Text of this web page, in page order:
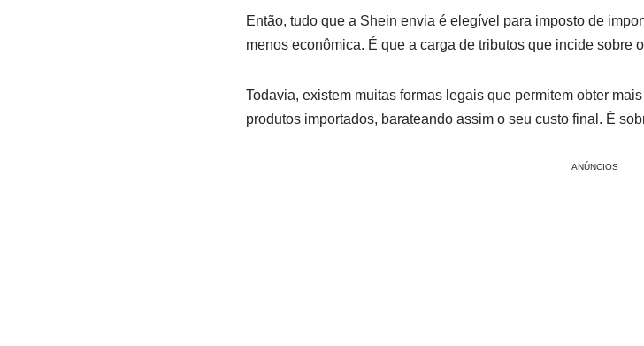
Então, tudo que a Shein envia é elegível para imposto de
menos econômica. É que a carga de tributos que incide sobre
Todavia, existem muitas formas legais que permitem obter
produtos importados, barateando assim o seu custo final. É
ANÚNCIOS